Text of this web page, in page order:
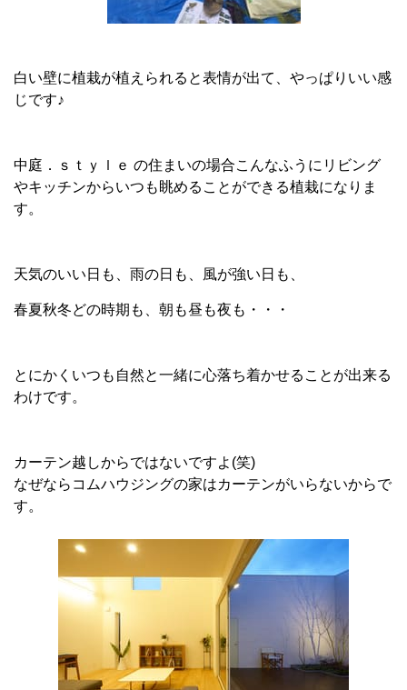
白い壁に植栽が植えられると表情が出て、やっぱりいい感
じです♪
中庭．ｓｔｙｌｅ の住まいの場合こんなふうにリビング
やキッチンからいつも眺めることができる植栽になりま
す。
天気のいい日も、雨の日も、風が強い日も、
春夏秋冬どの時期も、朝も昼も夜も・・・
とにかくいつも自然と一緒に心落ち着かせることが出来る
わけです。
カーテン越しからではないですよ(笑)
なぜならコムハウジングの家はカーテンがいらないからで
す。